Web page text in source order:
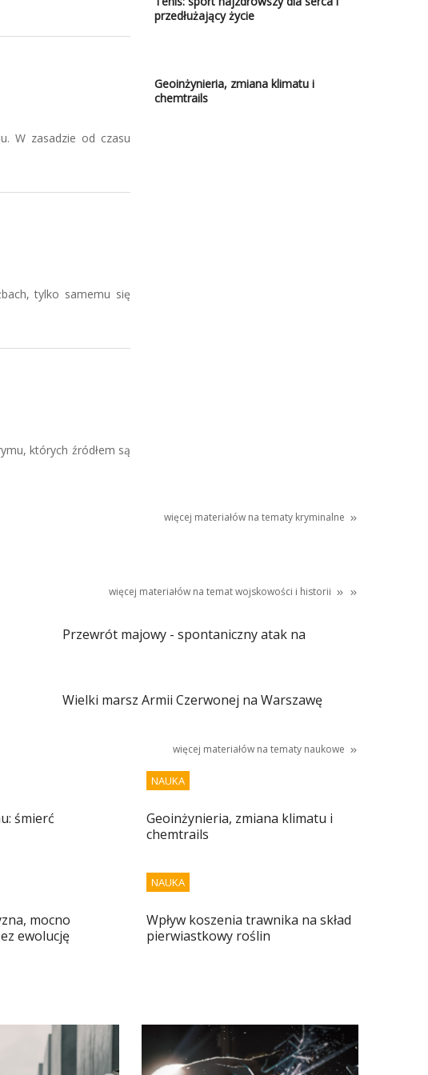
W zasadzie od czasu
tylko samemu się
których źródłem są
przedłużający życie
Geoinżynieria, zmiana klimatu i
chemtrails
więcej materiałów na tematy kryminalne
więcej materiałów na tematwojskowości i historii
Przewrót majowy - spontaniczny atak na
Wielki marsz Armii Czerwonej na Warszawę
więcej materiałów na tematy naukowe
śmierć
NAUKA
Geoinżynieria, zmiana klimatu i
chemtrails
mocno
ewolucję
NAUKA
Wpływ koszenia trawnika na skład
pierwiastkowy roślin